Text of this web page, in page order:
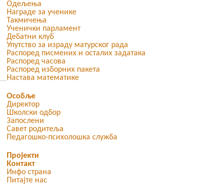
Одељења
Награде за ученике
Такмичења
Ученички парламент
Дебатни клуб
Упутство за израду матурског рада
Распоред писмених и осталих задатака
Распоред часова
Распоред изборних пакета
Настава математике
Особље
Директор
Школски одбор
Запослени
Савет родитеља
Педагошко-психолошка служба
Пројекти
Контакт
Инфо страна
Питајте нас